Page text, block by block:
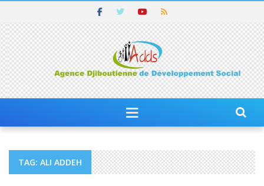
TAG: ALI ADDEH